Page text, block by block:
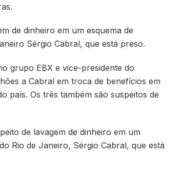
de dinheiro em um esquema de
Sérgio Cabral, que está preso.
grupo EBX e vice-presidente do
a Cabral em troca de benefícios em
país. Os três também são suspeitos de
de lavagem de dinheiro em um
Rio de Janeiro, Sérgio Cabral, que está